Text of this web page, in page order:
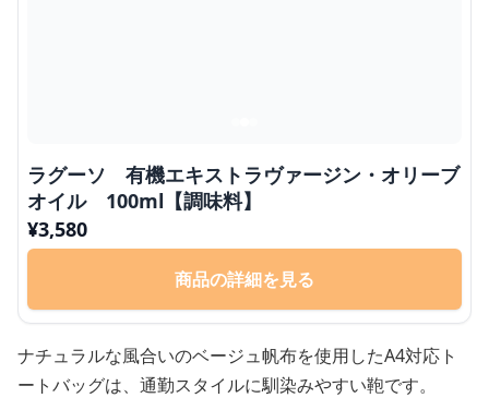
ラグーソ 有機エキストラヴァージン・オリーブ
オイル 100ml【調味料】
¥3,580
商品の詳細を見る
ナチュラルな風合いのベージュ帆布を使用したA4対応ト
ートバッグは、通勤スタイルに馴染みやすい鞄です。